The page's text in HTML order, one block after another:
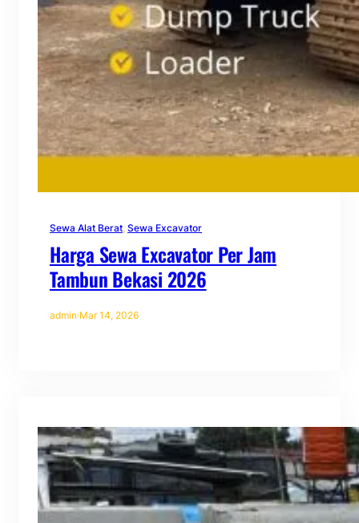
Sewa Alat Berat, Sewa Excavator
Harga Sewa Excavator Per Jam
Tambun Bekasi 2026
admin·Mar 14, 2026